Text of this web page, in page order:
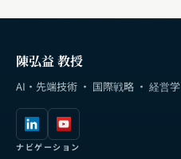
陳弘益 教授
AI・先端技術 · 国際戦略 · 経営学
ナビゲーション